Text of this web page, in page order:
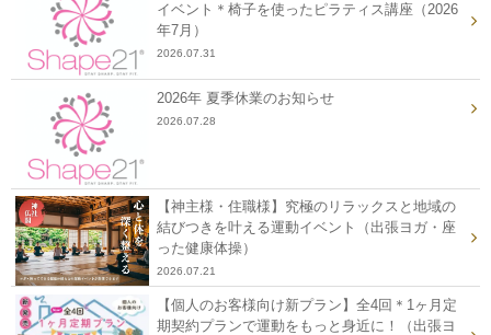
イベント＊椅子を使ったピラティス講座（2026
年7月）
2026.07.31
2026年 夏季休業のお知らせ
2026.07.28
【神主様・住職様】究極のリラックスと地域の
結びつきを叶える運動イベント（出張ヨガ・座
った健康体操）
2026.07.21
【個人のお客様向け新プラン】全4回＊1ヶ月定
期契約プランで運動をもっと身近に！（出張ヨ